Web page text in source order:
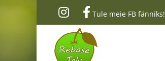
Tule meie FB fänniks!